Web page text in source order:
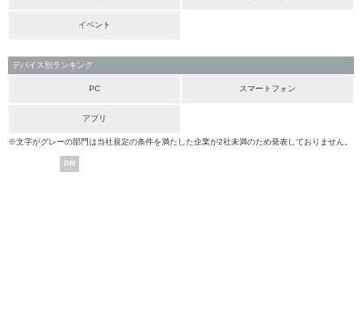
イベント
デバイス別ランキング
PC スマートフォン
アプリ
※文字がグレーの部門は当社規定の条件を満たした企業が2社未満のため発表しておりません。
PR